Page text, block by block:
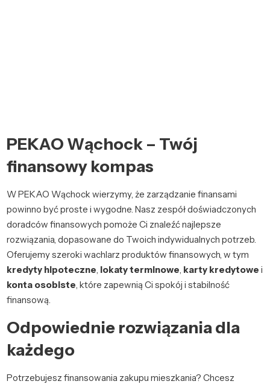
PEKAO Wąchock – Twój
finansowy kompas
W PEKAO Wąchock wierzymy, że zarządzanie finansami
powinno być proste i wygodne. Nasz zespół doświadczonych
doradców finansowych pomoże Ci znaleźć najlepsze
rozwiązania, dopasowane do Twoich indywidualnych potrzeb.
Oferujemy szeroki wachlarz produktów finansowych, w tym
kredyty hipoteczne, lokaty terminowe, karty kredytowe i
konta osobiste, które zapewnią Ci spokój i stabilność
finansową.
Odpowiednie rozwiązania dla
każdego
Potrzebujesz finansowania zakupu mieszkania? Chcesz